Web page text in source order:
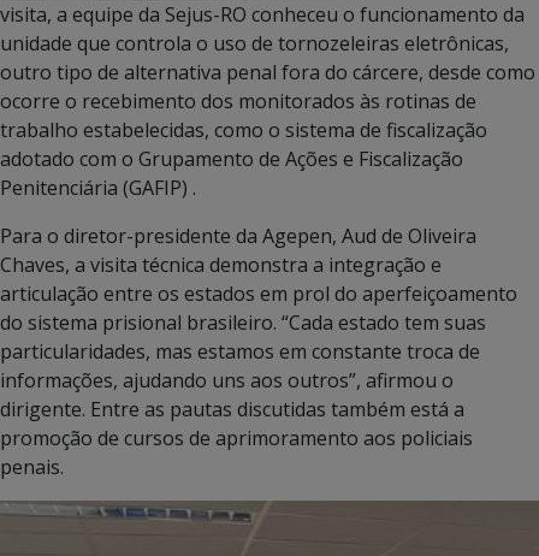
visita, a equipe da Sejus-RO conheceu o funcionamento da
unidade que controla o uso de tornozeleiras eletrônicas,
outro tipo de alternativa penal fora do cárcere, desde como
ocorre o recebimento dos monitorados às rotinas de
trabalho estabelecidas, como o sistema de fiscalização
adotado com o Grupamento de Ações e Fiscalização
Penitenciária (GAFIP) .
Para o diretor-presidente da Agepen, Aud de Oliveira
Chaves, a visita técnica demonstra a integração e
articulação entre os estados em prol do aperfeiçoamento
do sistema prisional brasileiro. “Cada estado tem suas
particularidades, mas estamos em constante troca de
informações, ajudando uns aos outros”, afirmou o
dirigente. Entre as pautas discutidas também está a
promoção de cursos de aprimoramento aos policiais
penais.